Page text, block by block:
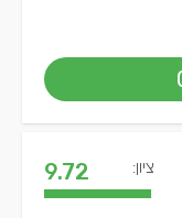
ציון: 9.72